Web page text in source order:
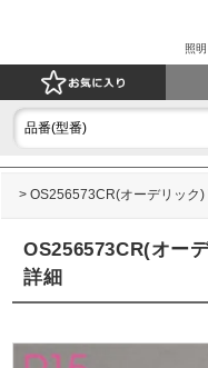
照
OS256573CR(オーデリック)
OS256573CR(オー
詳細